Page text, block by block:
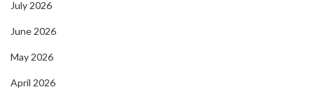
July 2026
June 2026
May 2026
April 2026